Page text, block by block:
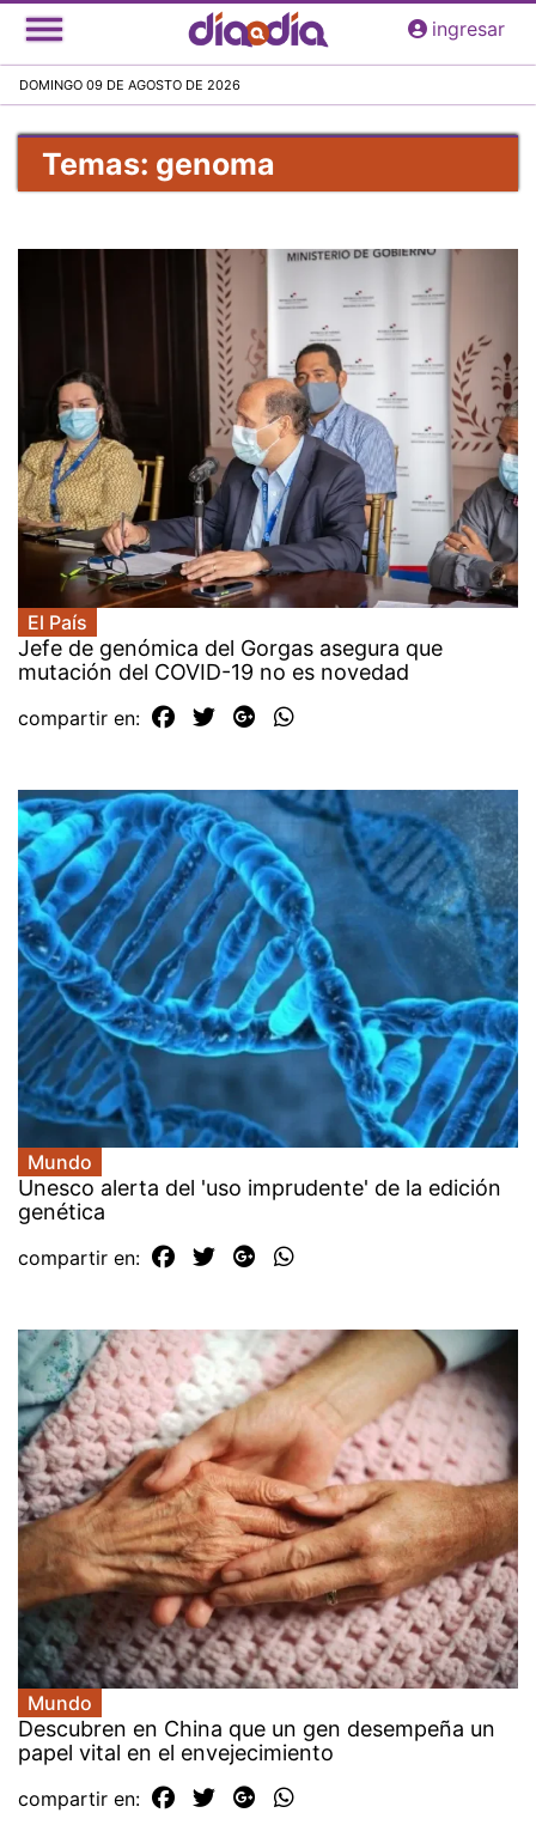
Pasar
al
principal
ingresar
DOMINGO 09 DE AGOSTO DE 2026
Temas: genoma
El País
Jefe de genómica del Gorgas asegura que
mutación del COVID-19 no es novedad
compartir en:
Mundo
Unesco alerta del 'uso imprudente' de la edición
genética
compartir en:
Mundo
Descubren en China que un gen desempeña un
papel vital en el envejecimiento
compartir en: